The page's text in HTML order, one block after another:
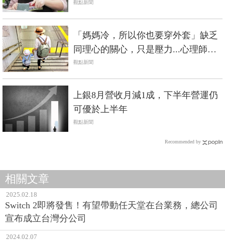
觀點新聞
「媽媽冷，所以你也要穿外套」缺乏
同理心的關心，只是壓力...心理師：
別把同理心，當作感情勒索的藉口
觀點新聞
上銀8月營收月減1成，下半年營運仍
可優於上半年
觀點新聞
Recommended by
相關文章
2025.02.18
Switch 2即將發售！有望帶動任天堂在台業務，總公司
宣布成立台灣分公司
2024.02.07